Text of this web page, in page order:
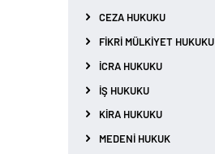
CEZA HUKUKU
FIKRI MÜLKIYET HUKUKU
İCRA HUKUKU
İŞ HUKUKU
KIRA HUKUKU
MEDENI HUKUK